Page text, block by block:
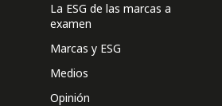
La ESG de las marcas a
examen
Marcas y ESG
Medios
Opinión